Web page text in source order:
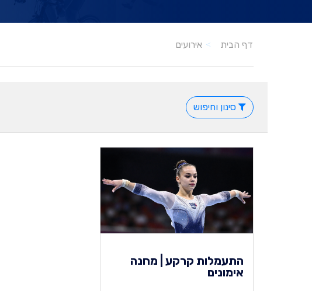
דף הבית אירועים
סינון וחיפוש
התעמלות קרקע | מחנה
אימונים